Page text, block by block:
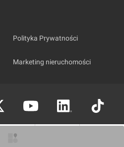
Polityka Prywatności
Marketing nieruchomości